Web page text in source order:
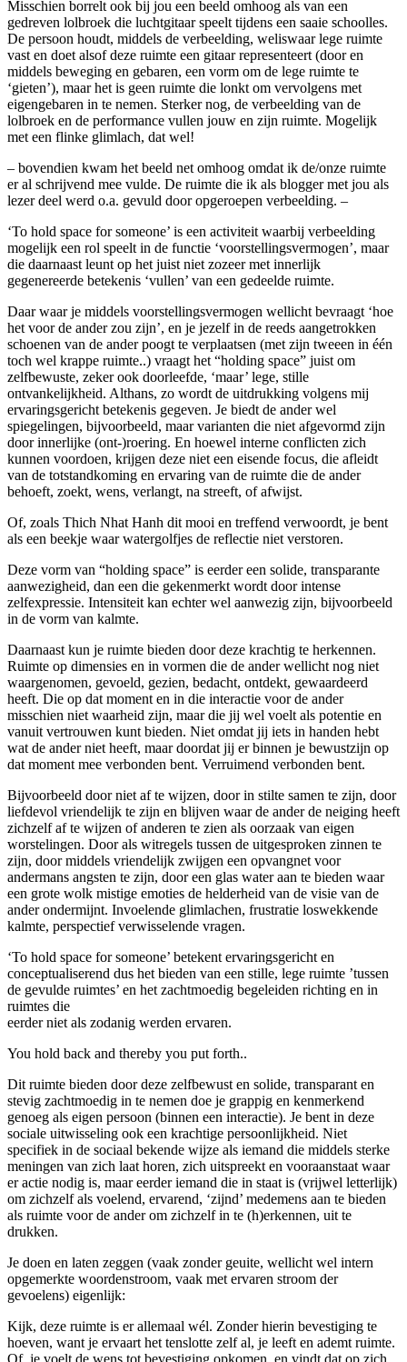
Misschien borrelt ook bij jou een beeld omhoog als van een
gedreven lolbroek die luchtgitaar speelt tijdens een saaie schoolles.
De persoon houdt, middels de verbeelding, weliswaar lege ruimte
vast en doet alsof deze ruimte een gitaar representeert (door en
middels beweging en gebaren, een vorm om de lege ruimte te
‘gieten’), maar het is geen ruimte die lonkt om vervolgens met
eigengebaren in te nemen. Sterker nog, de verbeelding van de
lolbroek en de performance vullen jouw en zijn ruimte. Mogelijk
met een flinke glimlach, dat wel!
– bovendien kwam het beeld net omhoog omdat ik de/onze ruimte
er al schrijvend mee vulde. De ruimte die ik als blogger met jou als
lezer deel werd o.a. gevuld door opgeroepen verbeelding. –
‘To hold space for someone’ is een activiteit waarbij verbeelding
mogelijk een rol speelt in de functie ‘voorstellingsvermogen’, maar
die daarnaast leunt op het juist niet zozeer met innerlijk
gegenereerde betekenis ‘vullen’ van een gedeelde ruimte.
Daar waar je middels voorstellingsvermogen wellicht bevraagt ‘hoe
het voor de ander zou zijn’, en je jezelf in de reeds aangetrokken
schoenen van de ander poogt te verplaatsen (met zijn tweeen in één
toch wel krappe ruimte..) vraagt het “holding space” juist om
zelfbewuste, zeker ook doorleefde, ‘maar’ lege, stille
ontvankelijkheid. Althans, zo wordt de uitdrukking volgens mij
ervaringsgericht betekenis gegeven. Je biedt de ander wel
spiegelingen, bijvoorbeeld, maar varianten die niet afgevormd zijn
door innerlijke (ont-)roering. En hoewel interne conflicten zich
kunnen voordoen, krijgen deze niet een eisende focus, die afleidt
van de totstandkoming en ervaring van de ruimte die de ander
behoeft, zoekt, wens, verlangt, na streeft, of afwijst.
Of, zoals Thich Nhat Hanh dit mooi en treffend verwoordt, je bent
als een beekje waar watergolfjes de reflectie niet verstoren.
Deze vorm van “holding space” is eerder een solide, transparante
aanwezigheid, dan een die gekenmerkt wordt door intense
zelfexpressie. Intensiteit kan echter wel aanwezig zijn, bijvoorbeeld
in de vorm van kalmte.
Daarnaast kun je ruimte bieden door deze krachtig te herkennen.
Ruimte op dimensies en in vormen die de ander wellicht nog niet
waargenomen, gevoeld, gezien, bedacht, ontdekt, gewaardeerd
heeft. Die op dat moment en in die interactie voor de ander
misschien niet waarheid zijn, maar die jij wel voelt als potentie en
vanuit vertrouwen kunt bieden. Niet omdat jij iets in handen hebt
wat de ander niet heeft, maar doordat jij er binnen je bewustzijn op
dat moment mee verbonden bent. Verruimend verbonden bent.
Bijvoorbeeld door niet af te wijzen, door in stilte samen te zijn, door
liefdevol vriendelijk te zijn en blijven waar de ander de neiging heeft
zichzelf af te wijzen of anderen te zien als oorzaak van eigen
worstelingen. Door als witregels tussen de uitgesproken zinnen te
zijn, door middels vriendelijk zwijgen een opvangnet voor
andermans angsten te zijn, door een glas water aan te bieden waar
een grote wolk mistige emoties de helderheid van de visie van de
ander ondermijnt. Invoelende glimlachen, frustratie loswekkende
kalmte, perspectief verwisselende vragen.
‘To hold space for someone’ betekent ervaringsgericht en
conceptualiserend dus het bieden van een stille, lege ruimte ’tussen
de gevulde ruimtes’ en het zachtmoedig begeleiden richting en in
ruimtes die
eerder niet als zodanig werden ervaren.
You hold back and thereby you put forth..
Dit ruimte bieden door deze zelfbewust en solide, transparant en
stevig zachtmoedig in te nemen doe je grappig en kenmerkend
genoeg als eigen persoon (binnen een interactie). Je bent in deze
sociale uitwisseling ook een krachtige persoonlijkheid. Niet
specifiek in de sociaal bekende wijze als iemand die middels sterke
meningen van zich laat horen, zich uitspreekt en vooraanstaat waar
er actie nodig is, maar eerder iemand die in staat is (vrijwel letterlijk)
om zichzelf als voelend, ervarend, ‘zijnd’ medemens aan te bieden
als ruimte voor de ander om zichzelf in te (h)erkennen, uit te
drukken.
Je doen en laten zeggen (vaak zonder geuite, wellicht wel intern
opgemerkte woordenstroom, vaak met ervaren stroom der
gevoelens) eigenlijk:
Kijk, deze ruimte is er allemaal wél. Zonder hierin bevestiging te
hoeven, want je ervaart het tenslotte zelf al, je leeft en ademt ruimte.
Of, je voelt de wens tot bevestiging opkomen, en vindt dat op zich